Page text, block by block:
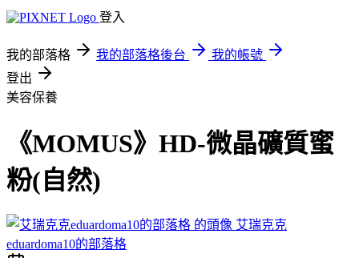
登入
我的部落格 我的部落格後台
我的帳號
登出
美容保養
《MOMUS》HD-微晶礦質蜜
粉(自然)
艾瑞克克
eduardoma10的部落格